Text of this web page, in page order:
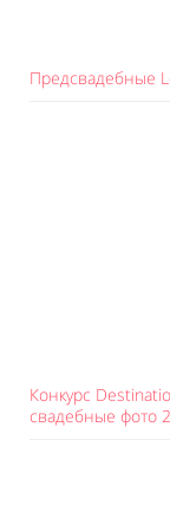
Предсвадебные
Конкурс
свадебные фото